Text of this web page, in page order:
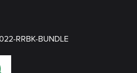
RRBK-BUNDLE